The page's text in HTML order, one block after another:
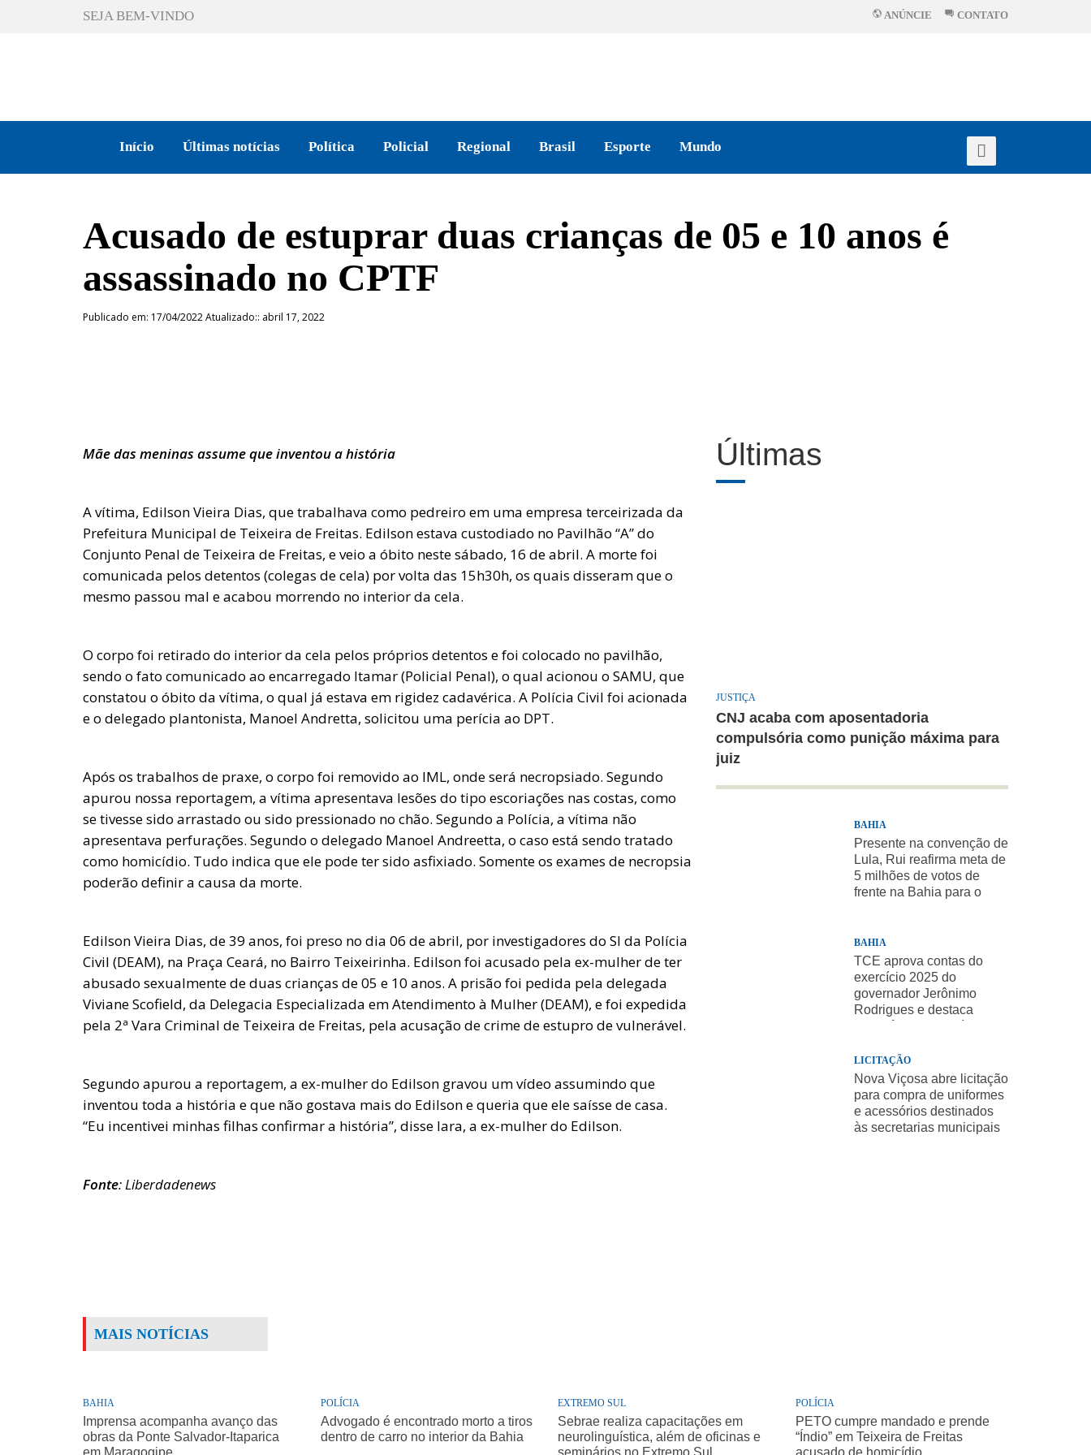
SEJA BEM-VINDO ANÚNCIE CONTATO
Início Últimas notícias Política Policial Regional Brasil Esporte Mundo
Acusado de estuprar duas crianças de 05 e 10 anos é
assassinado no CPTF
Publicado em: 17/04/2022 Atualizado:: abril 17, 2022
Mãe das meninas assume que inventou a história
A vítima, Edilson Vieira Dias, que trabalhava como pedreiro em uma empresa terceirizada da
Prefeitura Municipal de Teixeira de Freitas. Edilson estava custodiado no Pavilhão “A” do
Conjunto Penal de Teixeira de Freitas, e veio a óbito neste sábado, 16 de abril. A morte foi
comunicada pelos detentos (colegas de cela) por volta das 15h30h, os quais disseram que o
mesmo passou mal e acabou morrendo no interior da cela.
O corpo foi retirado do interior da cela pelos próprios detentos e foi colocado no pavilhão,
sendo o fato comunicado ao encarregado Itamar (Policial Penal), o qual acionou o SAMU, que
constatou o óbito da vítima, o qual já estava em rigidez cadavérica. A Polícia Civil foi acionada
e o delegado plantonista, Manoel Andretta, solicitou uma perícia ao DPT.
Após os trabalhos de praxe, o corpo foi removido ao IML, onde será necropsiado. Segundo
apurou nossa reportagem, a vítima apresentava lesões do tipo escoriações nas costas, como
se tivesse sido arrastado ou sido pressionado no chão. Segundo a Polícia, a vítima não
apresentava perfurações. Segundo o delegado Manoel Andreetta, o caso está sendo tratado
como homicídio. Tudo indica que ele pode ter sido asfixiado. Somente os exames de necropsia
poderão definir a causa da morte.
Edilson Vieira Dias, de 39 anos, foi preso no dia 06 de abril, por investigadores do SI da Polícia
Civil (DEAM), na Praça Ceará, no Bairro Teixeirinha. Edilson foi acusado pela ex-mulher de ter
abusado sexualmente de duas crianças de 05 e 10 anos. A prisão foi pedida pela delegada
Viviane Scofield, da Delegacia Especializada em Atendimento à Mulher (DEAM), e foi expedida
pela 2ª Vara Criminal de Teixeira de Freitas, pela acusação de crime de estupro de vulnerável.
Segundo apurou a reportagem, a ex-mulher do Edilson gravou um vídeo assumindo que
inventou toda a história e que não gostava mais do Edilson e queria que ele saísse de casa.
“Eu incentivei minhas filhas confirmar a história”, disse Iara, a ex-mulher do Edilson.
Fonte: Liberdadenews
Últimas
JUSTIÇA
CNJ acaba com aposentadoria
compulsória como punição máxima para
juiz
BAHIA
Presente na convenção de
Lula, Rui reafirma meta de
5 milhões de votos de
frente na Bahia para o
BAHIA
TCE aprova contas do
exercício 2025 do
governador Jerônimo
Rodrigues e destaca
LICITAÇÃO
Nova Viçosa abre licitação
para compra de uniformes
e acessórios destinados
às secretarias municipais
MAIS NOTÍCIAS
BAHIA
Imprensa acompanha avanço das
obras da Ponte Salvador-Itaparica
em Maragogipe
POLÍCIA
Advogado é encontrado morto a tiros
dentro de carro no interior da Bahia
EXTREMO SUL
Sebrae realiza capacitações em
neurolinguística, além de oficinas e
seminários no Extremo Sul
POLÍCIA
PETO cumpre mandado e prende
“Índio” em Teixeira de Freitas
acusado de homicídio